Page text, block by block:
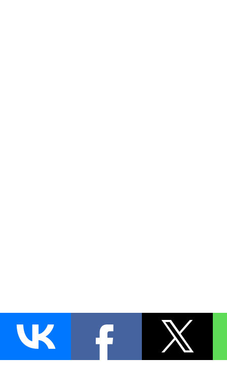
AUTO BLOKIRATOR
+7 (495) 255-04-60 ПОИСК ЗАМКА УСТАНОВКА